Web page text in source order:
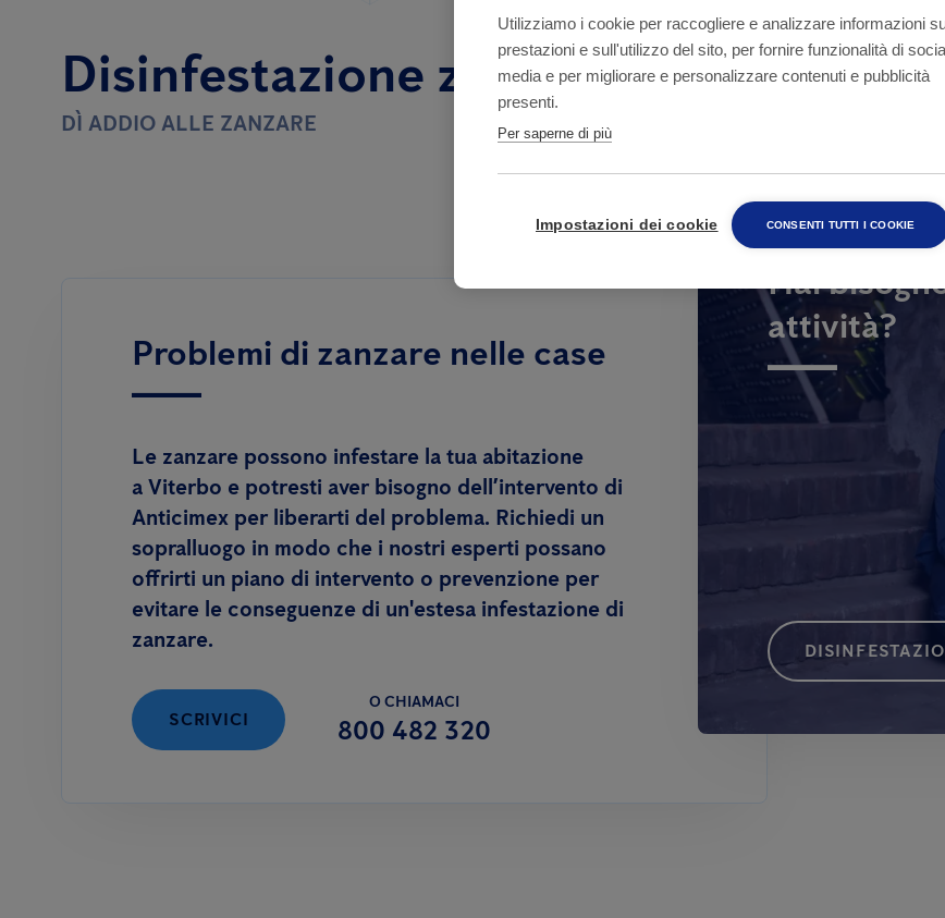
Disinfestazione zanzare per privati ​​e
DÌ ADDIO ALLE ZANZARE
Problemi di zanzare nelle case
Le zanzare possono infestare la tua abitazione
a Viterbo e potresti aver bisogno dell’intervento di
Anticimex per liberarti del problema. Richiedi un
sopralluogo in modo che i nostri esperti possano
offrirti un piano di intervento o prevenzione per
evitare le conseguenze di un'estesa infestazione di
zanzare.
SCRIVICI
O CHIAMACI
800 482 320
Hai
attività?
Utilizziamo i cookie per raccogliere e analizzare informazioni
prestazioni e sull'utilizzo del sito, per fornire funzionalità di
media e per migliorare e personalizzare contenuti e pubblicità
presenti.
Per saperne di più
Impostazioni dei cookie CONSENTI TUTTI I COOKIE